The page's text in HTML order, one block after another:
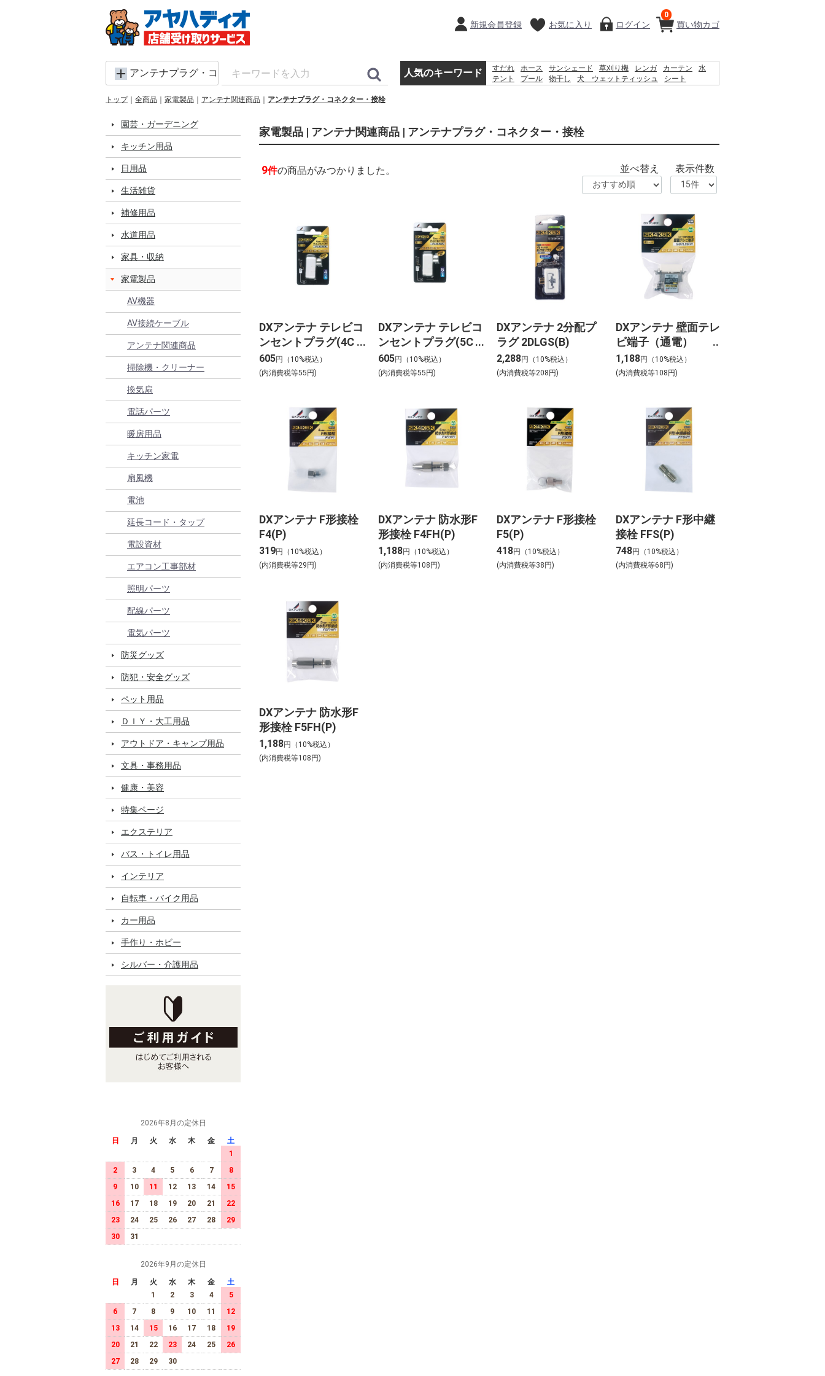
買い物カゴ
0
新規会員登録 お気に入り ログイン
アンテナプラグ・コネクター・接栓 人気のキーワード すだれ ホース サンシェード 草刈り機 レンガ カーテン
水
テント
プール 物干し 犬 ウェットティッシュ
シート
トップ 全商品 家電製品 アンテナ関連商品 アンテナプラグ・コネクター・接栓
園芸・ガーデニング
キッチン用品
日用品
生活雑貨
補修用品
水道用品
家具・収納
家電製品
AV機器
AV接続ケーブル
アンテナ関連商品
掃除機・クリーナー
換気扇
電話パーツ
暖房用品
キッチン家電
扇風機
電池
延長コード・タップ
電設資材
エアコン工事部材
照明パーツ
配線パーツ
電気パーツ
防災グッズ
防犯・安全グッズ
ペット用品
ＤＩＹ・大工用品
アウトドア・キャンプ用品
文具・事務用品
健康・美容
特集ページ
エクステリア
バス・トイレ用品
インテリア
自転車・バイク用品
カー用品
手作り・ホビー
シルバー・介護用品
2026年8月の定休日
日 月 火 水 木 金
土
1
2
3 4 5 6 7
8
9
10 11 12 13 14
15
16
17 18 19 20 21
22
23
24 25 26 27 28
29
30
31
2026年9月の定休日
日 月 火 水 木 金
土
1
2 3 4
5
6
7 8 9 10 11
12
13
14 15 16 17 18
19
20
21 22 23 24 25
26
27
28 29 30
家電製品 | アンテナ関連商品 | アンテナプラグ・コネクター・接栓
9件の商品がみつかりました。 並べ替え 表示件数
DXアンテナ テレビコ
ンセントプラグ(4C
用) FL4CS(B)
605円（10%税込）
(内消費税等55円)
DXアンテナ テレビコ
ンセントプラグ(5C
用) FL5CS(B)
605円（10%税込）
(内消費税等55円)
DXアンテナ 2分配プ
ラグ 2DLGS(B)
2,288円（10%税込）
(内消費税等208円)
DXアンテナ 壁面テレ
ビ端子（通電）
SU7L2S(P)
1,188円（10%税込）
(内消費税等108円)
DXアンテナ F形接栓
F4(P)
319円（10%税込）
(内消費税等29円)
DXアンテナ 防水形F
形接栓 F4FH(P)
1,188円（10%税込）
(内消費税等108円)
DXアンテナ F形接栓
F5(P)
418円（10%税込）
(内消費税等38円)
DXアンテナ F形中継
接栓 FFS(P)
748円（10%税込）
(内消費税等68円)
DXアンテナ 防水形F
形接栓 F5FH(P)
1,188円（10%税込）
(内消費税等108円)